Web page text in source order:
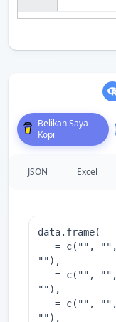
Belikan Saya
Kopi
JSON Excel